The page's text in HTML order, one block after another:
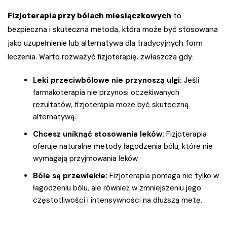
Fizjoterapia przy bólach miesiączkowych to
bezpieczna i skuteczna metoda, która może być stosowana
jako uzupełnienie lub alternatywa dla tradycyjnych form
leczenia. Warto rozważyć fizjoterapię, zwłaszcza gdy:
Leki przeciwbólowe nie przynoszą ulgi: Jeśli
farmakoterapia nie przynosi oczekiwanych
rezultatów, fizjoterapia może być skuteczną
alternatywą.
Chcesz uniknąć stosowania leków: Fizjoterapia
oferuje naturalne metody łagodzenia bólu, które nie
wymagają przyjmowania leków.
Bóle są przewlekłe: Fizjoterapia pomaga nie tylko w
łagodzeniu bólu, ale również w zmniejszeniu jego
częstotliwości i intensywności na dłuższą metę.